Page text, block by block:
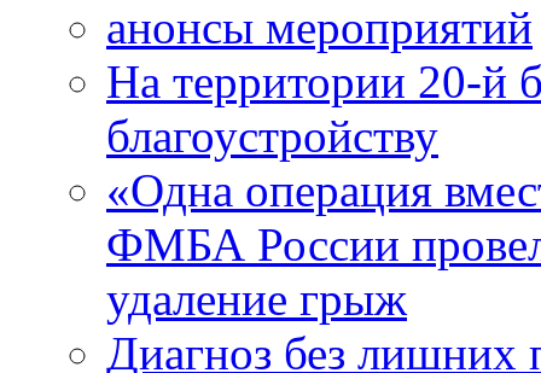
анонсы мероприятий
На территории 20-й
благоустройству
«Одна операция
ФМБА России
удаление грыж
Диагноз без лишних